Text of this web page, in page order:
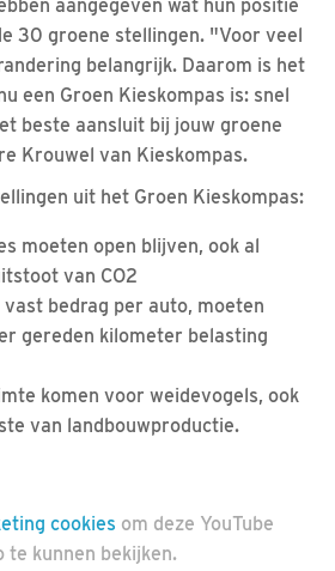
aangegeven wat hun positie
30 groene stellingen. "Voor veel
belangrijk. Daarom is het
een Groen Kieskompas is: snel
beste aansluit bij jouw groene
Krouwel van Kieskompas.
uit het Groen Kieskompas:
moeten open blijven, ook al
van CO2
bedrag per auto, moeten
gereden kilometer belasting
komen voor weidevogels, ook
van landbouwproductie.
cookies om deze YouTube
te kunnen bekijken.